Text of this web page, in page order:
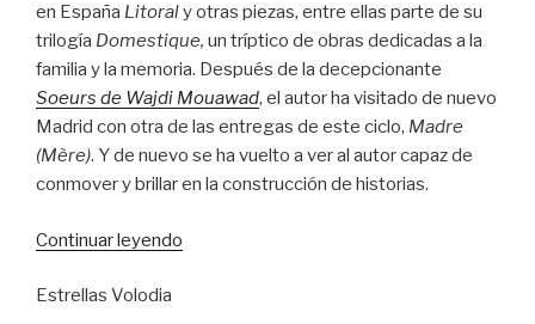
en España Litoraly otras piezas, entre ellas parte de su
trilogía Domestique, un tríptico de obras dedicadas a la
familia y la memoria. Después de la decepcionante
Soeurs de Wajdi Mouawad, el autor ha visitado de nuevo
Madrid con otra de las entregas de este ciclo, Madre
(Mère). Y de nuevo se ha vuelto a ver al autor capaz de
conmover y brillar en la construcción de historias.
Continuar leyendo
Estrellas Volodia